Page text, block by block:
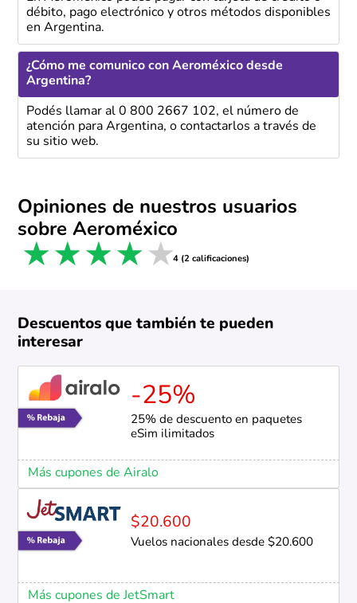
débito, pago electrónico y otros métodos disponibles
en Argentina.
¿Cómo me comunico con Aeroméxico desde
Argentina?
Podés llamar al 0 800 2667 102, el número de
atención para Argentina, o contactarlos a través de
su sitio web.
Opiniones de nuestros usuarios
sobre Aeroméxico
5 stars
4 stars
3 stars
2 stars
1 star 4 (2 calificaciones)
Descuentos que también te pueden
interesar
-25%
25% de descuento en paquetes
eSim ilimitados
Más cupones de Airalo
$20.600
Vuelos nacionales desde $20.600
Más cupones de JetSmart